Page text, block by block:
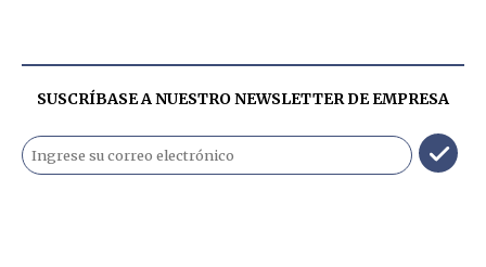
SUSCRÍBASE A NUESTRO NEWSLETTER DEEMPRESA